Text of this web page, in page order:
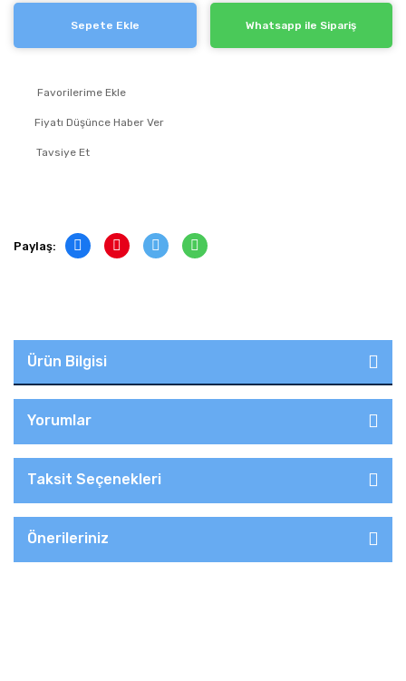
Sepete Ekle Whatsapp ile Sipariş
Fiyatı Düşünce Haber Ver
Tavsiye Et
Paylaş:
Ürün Bilgisi
Yorumlar
Taksit Seçenekleri
Önerileriniz